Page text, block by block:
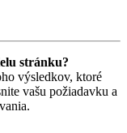
stránku?
výsledkov, ktoré
vašu požiadavku a